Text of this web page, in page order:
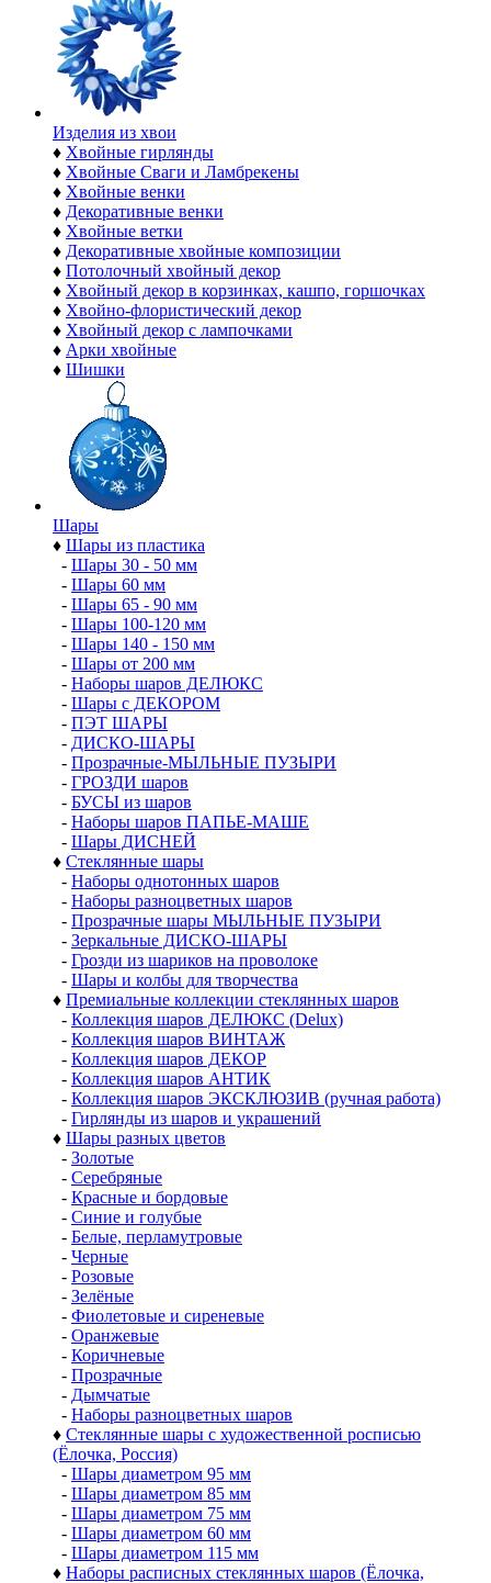
Изделия из хвои
♦ Хвойные гирлянды
♦ Хвойные Сваги и Ламбрекены
♦ Хвойные венки
♦ Декоративные венки
♦ Хвойные ветки
♦ Декоративные хвойные композиции
♦ Потолочный хвойный декор
♦ Хвойный декор в корзинках, кашпо, горшочках
♦ Хвойно-флористический декор
♦ Хвойный декор с лампочками
♦ Арки хвойные
♦ Шишки
Шары
♦ Шары из пластика
- Шары 30 - 50 мм
- Шары 60 мм
- Шары 65 - 90 мм
- Шары 100-120 мм
- Шары 140 - 150 мм
- Шары от 200 мм
- Наборы шаров ДЕЛЮКС
- Шары с ДЕКОРОМ
- ПЭТ ШАРЫ
- ДИСКО-ШАРЫ
- Прозрачные-МЫЛЬНЫЕ ПУЗЫРИ
- ГРОЗДИ шаров
- БУСЫ из шаров
- Наборы шаров ПАПЬЕ-МАШЕ
- Шары ДИСНЕЙ
♦ Стеклянные шары
- Наборы однотонных шаров
- Наборы разноцветных шаров
- Прозрачные шары МЫЛЬНЫЕ ПУЗЫРИ
- Зеркальные ДИСКО-ШАРЫ
- Грозди из шариков на проволоке
- Шары и колбы для творчества
♦ Премиальные коллекции стеклянных шаров
- Коллекция шаров ДЕЛЮКС (Delux)
- Коллекция шаров ВИНТАЖ
- Коллекция шаров ДЕКОР
- Коллекция шаров АНТИК
- Коллекция шаров ЭКСКЛЮЗИВ (ручная работа)
- Гирлянды из шаров и украшений
♦ Шары разных цветов
- Золотые
- Серебряные
- Красные и бордовые
- Синие и голубые
- Белые, перламутровые
- Черные
- Розовые
- Зелёные
- Фиолетовые и сиреневые
- Оранжевые
- Коричневые
- Прозрачные
- Дымчатые
- Наборы разноцветных шаров
♦ Стеклянные шары с художественной росписью
(Ёлочка, Россия)
- Шары диаметром 95 мм
- Шары диаметром 85 мм
- Шары диаметром 75 мм
- Шары диаметром 60 мм
- Шары диаметром 115 мм
♦ Наборы расписных стеклянных шаров (Ёлочка,